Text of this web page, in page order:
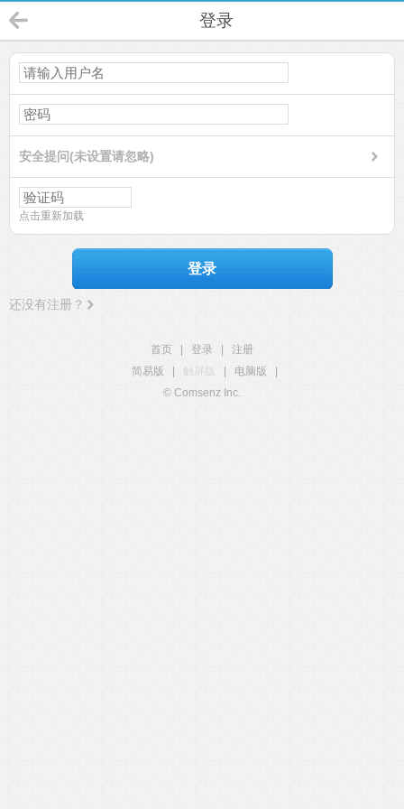
登录
安全提问(未设置请忽略)
点击重新加载
登录
还没有注册？
首页 登录
注册
简易版
触屏版 电脑版
© Comsenz Inc.